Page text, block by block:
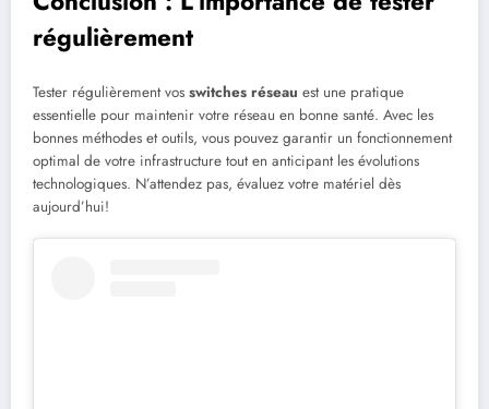
régulièrement
Tester régulièrement vos switches réseau est une pratique
essentielle pour maintenir votre réseau en bonne santé. Avec les
bonnes méthodes et outils, vous pouvez garantir un fonctionnement
optimal de votre infrastructure tout en anticipant les évolutions
technologiques. N’attendez pas, évaluez votre matériel dès
aujourd’hui!